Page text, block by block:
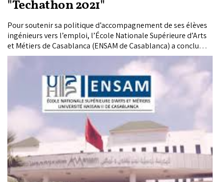
"Techathon 2021"
Pour soutenir sa politique d’accompagnement de ses élèves
ingénieurs vers l’emploi, l’École Nationale Supérieure d’Arts
et Métiers de Casablanca (ENSAM de Casablanca) a conclu
plusieurs accords de partenariats avec les entreprises du
secteur industriel dont l’implication dans...